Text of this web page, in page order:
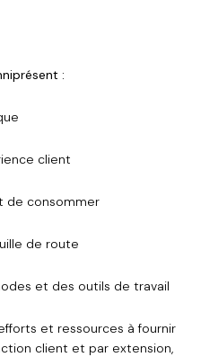
:
client
de consommer
de route
et des outils de travail
et ressources à fournir
client et par extension,